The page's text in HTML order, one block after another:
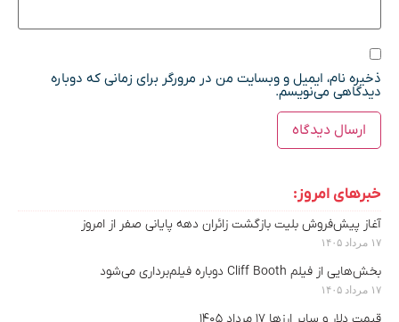
ذخیره نام، ایمیل و وبسایت من در مرورگر برای زمانی که دوباره
دیدگاهی می‌نویسم.
خبرهای امروز:
آغاز پیش‌فروش بلیت بازگشت زائران دهه پایانی صفر از امروز
۱۷ مرداد ۱۴۰۵
بخش‌هایی از فیلم Cliff Booth دوباره فیلم‌برداری می‌شود
۱۷ مرداد ۱۴۰۵